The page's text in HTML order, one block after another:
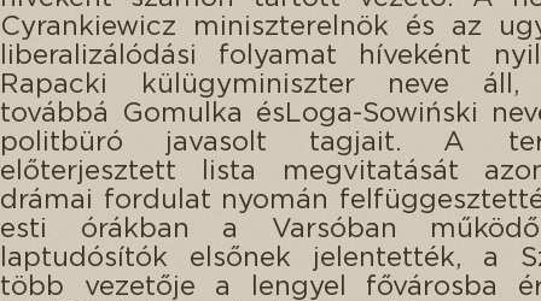
Cyrankiewicz miniszterelnök és az
liberalizálódási folyamat híveként
Rapacki külügyminiszter neve áll,
továbbá Gomulka ésLoga-Sowiński
politbüró javasolt tagjait. A
előterjesztett lista megvitatását
drámai fordulat nyomán
esti órákban a Varsóban
laptudósítók elsőnek jelentették, a
több vezetője a lengyel fővárosba